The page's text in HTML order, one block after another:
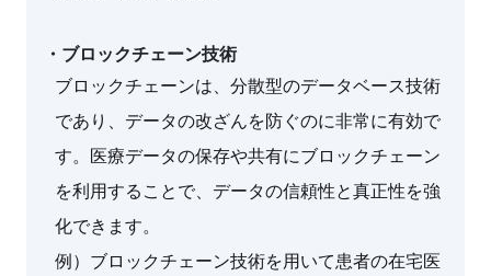
・ブロックチェーン技術
ブロックチェーンは、分散型のデータベース技術
であり、データの改ざんを防ぐのに非常に有効で
す。医療データの保存や共有にブロックチェーン
を利用することで、データの信頼性と真正性を強
化できます。
例）ブロックチェーン技術を用いて患者の在宅医